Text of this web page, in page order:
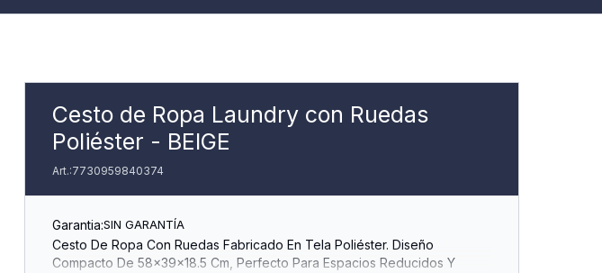
Cesto de Ropa Laundry con Ruedas
Poliéster - BEIGE
7730959840374
Garantia:SIN GARANTÍA
Cesto De Ropa Con Ruedas Fabricado En Tela Poliéster. Diseño
Compacto De 58x39x18.5 Cm, Perfecto Para Espacios Reducidos Y